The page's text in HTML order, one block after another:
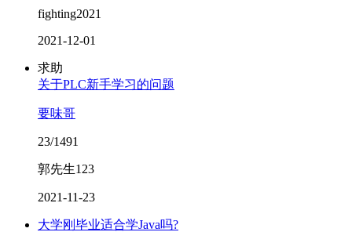
fighting2021
2021-12-01
求助
关于PLC新手学习的问题
要味哥
23/1491
郭先生123
2021-11-23
大学刚毕业适合学Java吗?